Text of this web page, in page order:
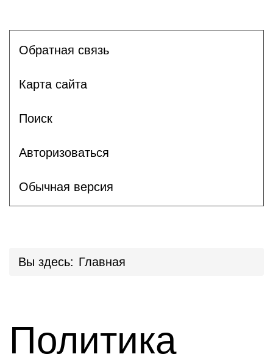
Обратная связь
Карта сайта
Поиск
Авторизоваться
Обычная версия
Вы здесь: Главная
Политика